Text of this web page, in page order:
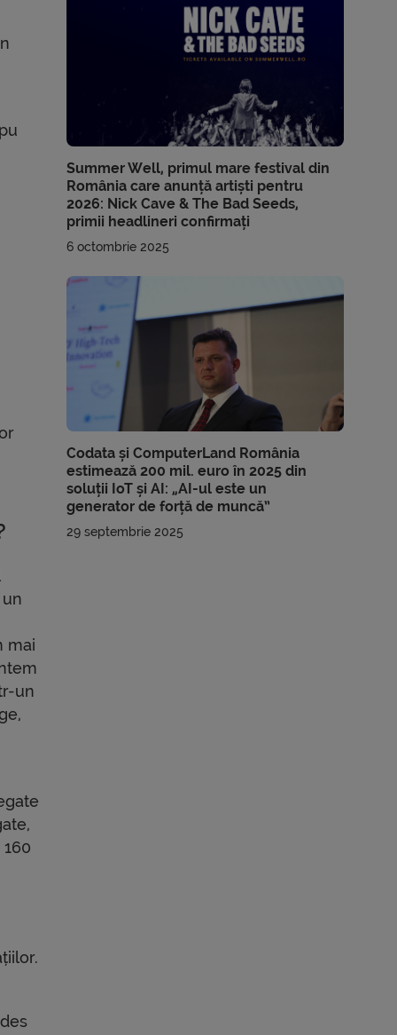
mai
un
Summer Well, primul mare festival din
România care anunță artiști pentru
2026: Nick Cave & The Bad Seeds,
primii headlineri confirmați
6 octombrie 2025
Codata și ComputerLand România
estimează 200 mil. euro în 2025 din
soluții IoT și AI: „AI-ul este un
generator de forță de muncă”
29 septembrie 2025